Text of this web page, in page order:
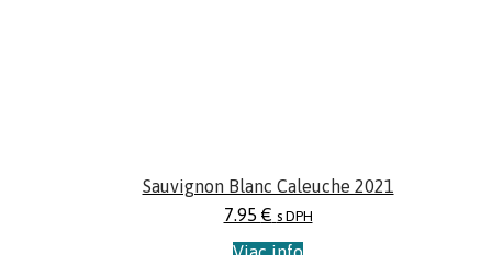
Sauvignon Blanc Caleuche 2021
7.95 € s DPH